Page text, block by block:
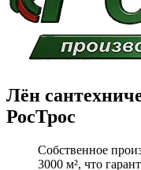
Лён
РосТрос
Собственное
3000 м², что